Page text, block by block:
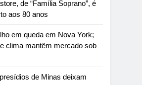
de “Família Soprano”, é
aos 80 anos
em queda em Nova York;
clima mantêm mercado sob
de Minas deixam